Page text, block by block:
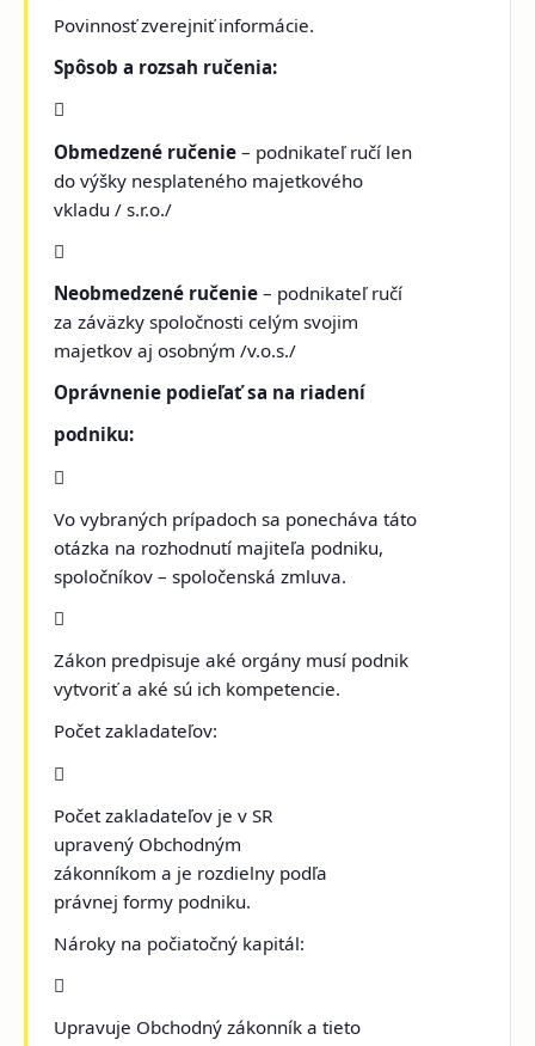
Povinnosť zverejniť informácie.
Spôsob a rozsah ručenia:

Obmedzené ručenie – podnikateľ ručí len
do výšky nesplateného majetkového
vkladu / s.r.o./

Neobmedzené ručenie – podnikateľ ručí
za záväzky spoločnosti celým svojim
majetkov aj osobným /v.o.s./
Oprávnenie podieľať sa na riadení
podniku:

Vo vybraných prípadoch sa ponecháva táto
otázka na rozhodnutí majiteľa podniku,
spoločníkov – spoločenská zmluva.

Zákon predpisuje aké orgány musí podnik
vytvoriť a aké sú ich kompetencie.
Počet zakladateľov:

Počet zakladateľov je v SR
upravený Obchodným
zákonníkom a je rozdielny podľa
právnej formy podniku.
Nároky na počiatočný kapitál:

Upravuje Obchodný zákonník a tieto